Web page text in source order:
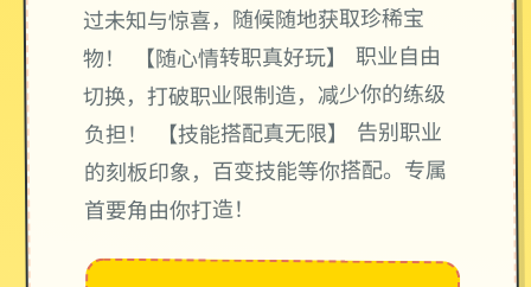
过未知与惊喜，随候随地获取珍稀宝
物！ 【随心情转职真好玩】 职业自由
切换，打破职业限制造，减少你的练级
负担！ 【技能搭配真无限】 告别职业
的刻板印象，百变技能等你搭配。专属
首要角由你打造！